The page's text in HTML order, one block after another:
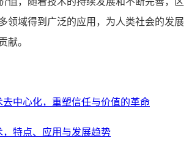
领域得到广泛的应用，为人类社会的发展
献。
去中心化，重塑信任与价值的革命
，特点、应用与发展趋势